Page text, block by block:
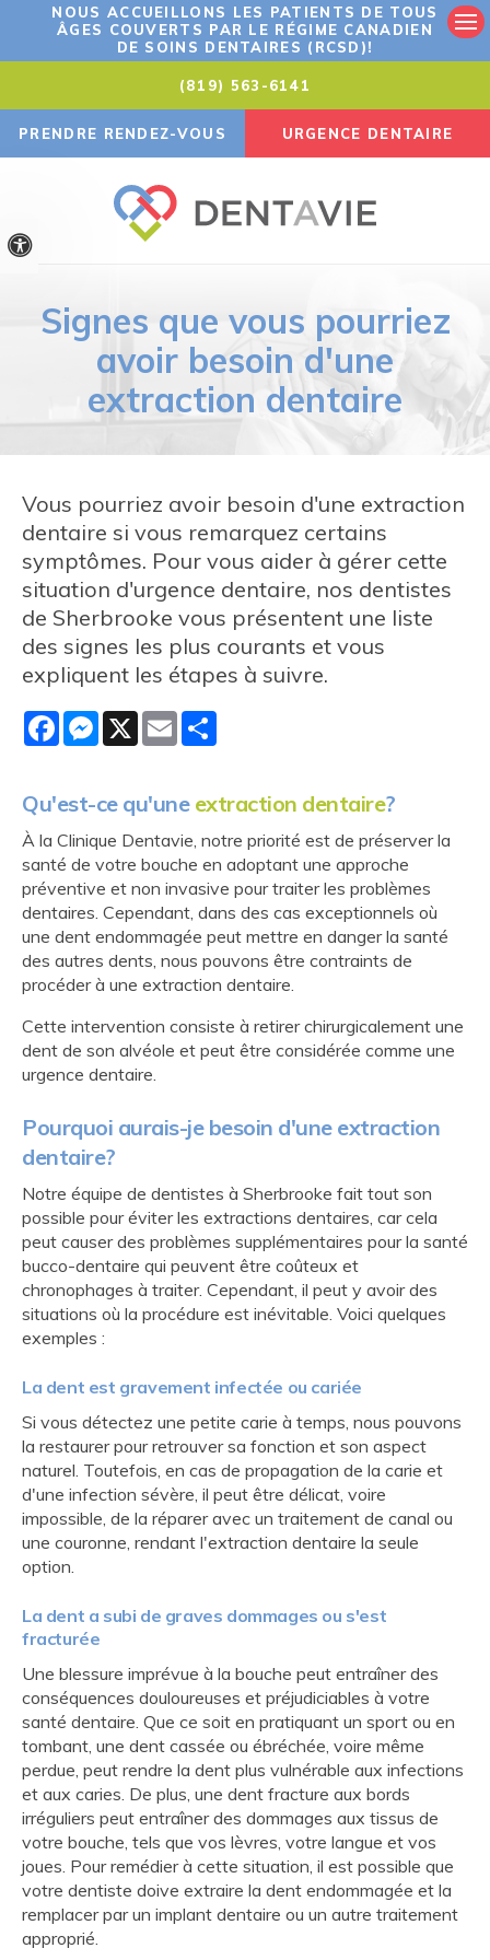
Version accessible
NOUS ACCUEILLONS LES PATIENTS DE TOUS
ÂGES COUVERTS PAR LE RÉGIME CANADIEN
DE SOINS DENTAIRES (RCSD)!
(819) 563-6141
PRENDRE RENDEZ-VOUS URGENCE DENTAIRE
Signes que vous pourriez
avoir besoin d'une
extraction dentaire
Vous pourriez avoir besoin d'une extraction
dentaire si vous remarquez certains
symptômes. Pour vous aider à gérer cette
situation d'urgence dentaire, nos dentistes
de Sherbrooke vous présentent une liste
des signes les plus courants et vous
expliquent les étapes à suivre.
FacebookMessenger
X Email
Qu'est-ce qu'une extraction dentaire?
À la Clinique Dentavie, notre priorité est de préserver la
santé de votre bouche en adoptant une approche
préventive et non invasive pour traiter les problèmes
dentaires. Cependant, dans des cas exceptionnels où
une dent endommagée peut mettre en danger la santé
des autres dents, nous pouvons être contraints de
procéder à une extraction dentaire.
Cette intervention consiste à retirer chirurgicalement une
dent de son alvéole et peut être considérée comme une
urgence dentaire.
Pourquoi aurais-je besoin d'une extraction
dentaire?
Notre équipe de dentistes à Sherbrooke fait tout son
possible pour éviter les extractions dentaires, car cela
peut causer des problèmes supplémentaires pour la santé
bucco-dentaire qui peuvent être coûteux et
chronophages à traiter. Cependant, il peut y avoir des
situations où la procédure est inévitable. Voici quelques
exemples :
La dent est gravement infectée ou cariée
Si vous détectez une petite carie à temps, nous pouvons
la restaurer pour retrouver sa fonction et son aspect
naturel. Toutefois, en cas de propagation de la carie et
d'une infection sévère, il peut être délicat, voire
impossible, de la réparer avec un traitement de canal ou
une couronne, rendant l'extraction dentaire la seule
option.
La dent a subi de graves dommages ou s'est
fracturée
Une blessure imprévue à la bouche peut entraîner des
conséquences douloureuses et préjudiciables à votre
santé dentaire. Que ce soit en pratiquant un sport ou en
tombant, une dent cassée ou ébréchée, voire même
perdue, peut rendre la dent plus vulnérable aux infections
et aux caries. De plus, une dent fracture aux bords
irréguliers peut entraîner des dommages aux tissus de
votre bouche, tels que vos lèvres, votre langue et vos
joues. Pour remédier à cette situation, il est possible que
votre dentiste doive extraire la dent endommagée et la
remplacer par un implant dentaire ou un autre traitement
approprié.